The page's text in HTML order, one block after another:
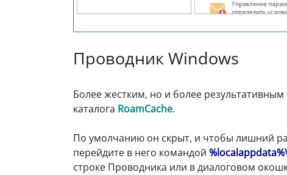
Проводник Windows
Более жестким, но и более
каталога RoamCache.
По умолчанию он скрыт, и чтобы лишний
перейдите в него командой
строке Проводника или в диалоговом